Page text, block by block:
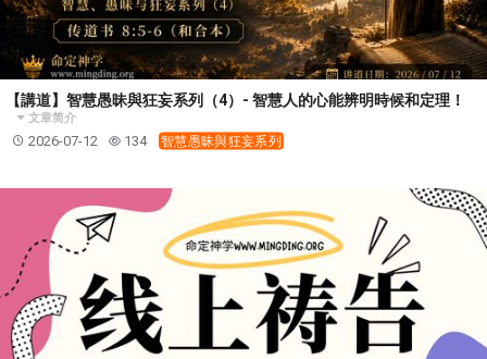
【講道】智慧愚昧與狂妄系列（4）- 智慧人的心能辨明時候和定理！
文章简介
2026-07-12 134 智慧愚昧與狂妄系列